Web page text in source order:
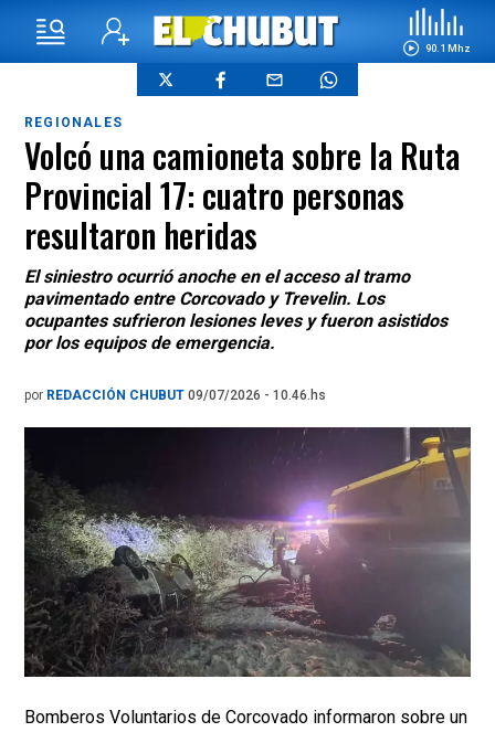
90.1 Mhz
REGIONALES
Volcó una camioneta sobre la Ruta
Provincial 17: cuatro personas
resultaron heridas
El siniestro ocurrió anoche en el acceso al tramo
pavimentado entre Corcovado y Trevelin. Los
ocupantes sufrieron lesiones leves y fueron asistidos
por los equipos de emergencia.
por REDACCIÓN CHUBUT 09/07/2026 - 10.46.hs
Bomberos Voluntarios de Corcovado informaron sobre un